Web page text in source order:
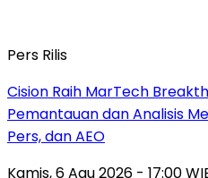
Pers Rilis
Cision Raih MarTech
Pemantauan dan Analisis
Pers, dan AEO
Kamis, 6 Agu 2026 - 17:00